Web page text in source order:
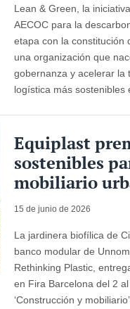
Lean & Green, la
AECOC para la
etapa con la constitución
una organización que
gobernanza y acelerar la
logística más sostenibles
Equiplast
sostenibles
mobiliario
15 de junio de 2026
La jardinera biofílica de
banco modular de
Rethinking Plastic,
en Fira Barcelona del 2
‘Construcción y